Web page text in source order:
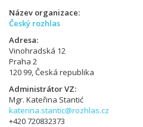
Název organizace
Český rozhlas
Adresa
Vinohradská 12
Praha 2
120 99, Česká republika
Administrátor VZ
Mgr. Kateřina Stantić
katerina.stantic@rozhlas.cz
+420 720832373